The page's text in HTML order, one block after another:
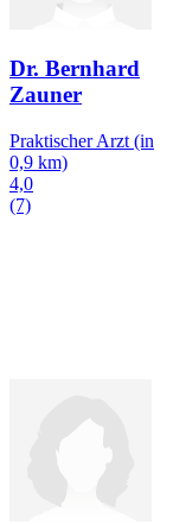
Dr. Bernhard
Zauner
Praktischer Arzt (in
0,9 km)
4,0
(7)